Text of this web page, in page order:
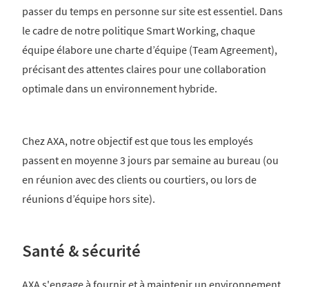
passer du temps en personne sur site est essentiel. Dans
le cadre de notre politique Smart Working, chaque
équipe élabore une charte d’équipe (Team Agreement),
précisant des attentes claires pour une collaboration
optimale dans un environnement hybride.
Chez AXA, notre objectif est que tous les employés
passent en moyenne 3 jours par semaine au bureau (ou
en réunion avec des clients ou courtiers, ou lors de
réunions d’équipe hors site).
Santé & sécurité
AXA s'engage à fournir et à maintenir un environnement